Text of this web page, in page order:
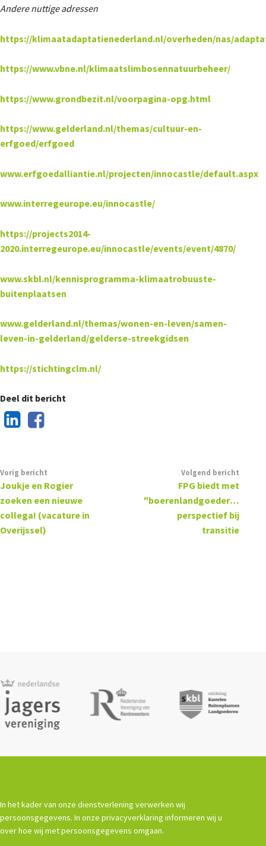
Andere nuttige adressen
https://klimaatadaptatienederland.nl/overheden/nas/
https://www.vbne.nl/klimaatslimbosennatuurbeheer/
https://www.grondbezit.nl/voorpagina-opg.html
https://www.gelderland.nl/themas/cultuur-en-
erfgoed/erfgoed
www.erfgoedalliantie.nl/projecten/innocastle/default.aspx
www.interregeurope.eu/innocastle/
https://projects2014-
2020.interregeurope.eu/innocastle/events/event/4870/
www.skbl.nl/kennisprogramma-klimaatrobuuste-
buitenplaatsen
www.gelderland.nl/themas/wonen-en-leven/samen-
leven-in-gelderland/gelderse-streekgidsen
https://stichtingclm.nl/
Deel dit bericht
Vorig bericht
Joukje en Rogier
zoeken een nieuwe
collega! (vacature in
Overijssel)
Volgend bericht
FPG biedt met
"boerenlandgoederen"
perspectief bij
transitie
In het kader van onze dienstverlening verwerken wij
persoonsgegevens. In onze privacyverklaring informeren wij u
over hoe wij met persoonsgegevens omgaan.